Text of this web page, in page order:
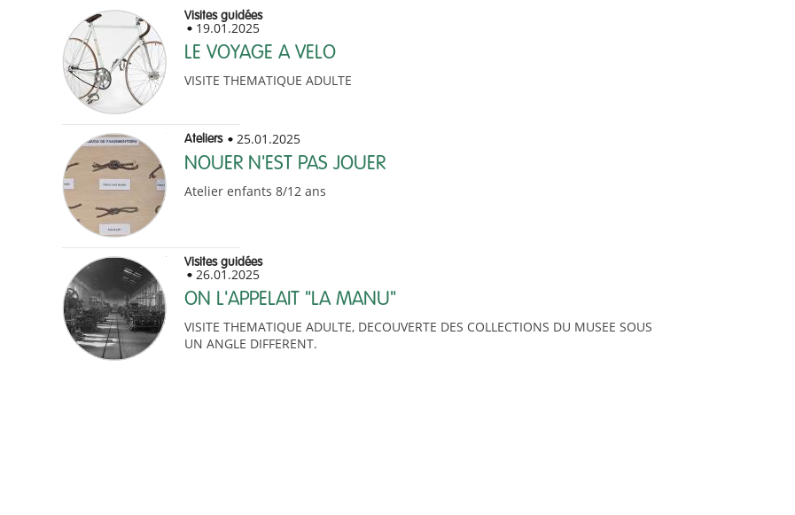
Visites guidées
19.01.2025
LE VOYAGE A VELO
VISITE THEMATIQUE ADULTE
Ateliers 25.01.2025
NOUER N'EST PAS JOUER
Atelier enfants 8/12 ans
Visites guidées
26.01.2025
ON L'APPELAIT "LA MANU"
VISITE THEMATIQUE ADULTE, DECOUVERTE DES COLLECTIONS DU MUSEE SOUS
UN ANGLE DIFFERENT.